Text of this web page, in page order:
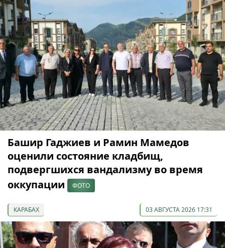
Башир Гаджиев и Рамин Мамедов
оценили состояние кладбищ,
подвергшихся вандализму во время
оккупации
ФОТО
КАРАБАХ 03 АВГУСТА 2026 17:31